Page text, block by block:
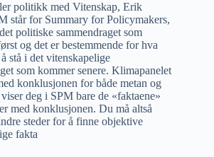
politikk med Vitenskap, Erik
står for Summary for Policymakers,
politiske sammendraget som
og det er bestemmende for hva
stå i det vitenskapelige
som kommer senere. Klimapanelet
konklusjonen for både metan og
deg i SPM bare de «faktaene»
med konklusjonen. Du må altså
steder for å finne objektive
fakta